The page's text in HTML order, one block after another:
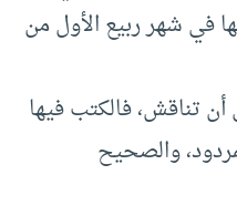
في شهر ربيع الأول من
تناقش، فالكتب فيها
والصحيح